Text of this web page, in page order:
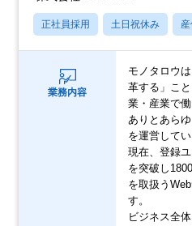
正社員採用 土日祝休み
業務内容
モノタロウ
革する」こ
業・産業で
ありとあら
を運営してい
現在、登録
を突破し
を取扱う
す。
ビジネス全